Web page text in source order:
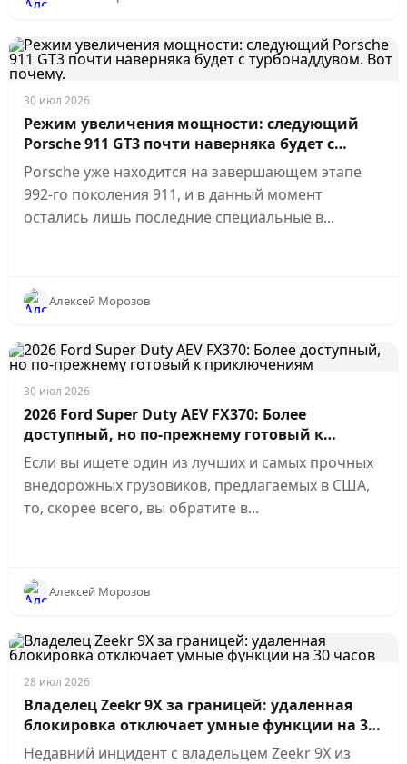
30 июл 2026
Режим увеличения мощности: следующий
Porsche 911 GT3 почти наверняка будет с
турбонаддувом. Вот почему.
Porsche уже находится на завершающем этапе
992-го поколения 911, и в данный момент
остались лишь последние специальные в...
Алексей Морозов
30 июл 2026
2026 Ford Super Duty AEV FX370: Более
доступный, но по-прежнему готовый к
приключениям
Если вы ищете один из лучших и самых прочных
внедорожных грузовиков, предлагаемых в США,
то, скорее всего, вы обратите в...
Алексей Морозов
28 июл 2026
Владелец Zeekr 9X за границей: удаленная
блокировка отключает умные функции на 30
часов
Недавний инцидент с владельцем Zeekr 9X из